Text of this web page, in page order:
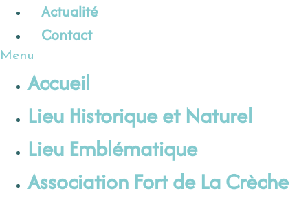
Actualité
Contact
Menu
Accueil
Lieu Historique et Naturel
Lieu Emblématique
Association Fort de La Crèche